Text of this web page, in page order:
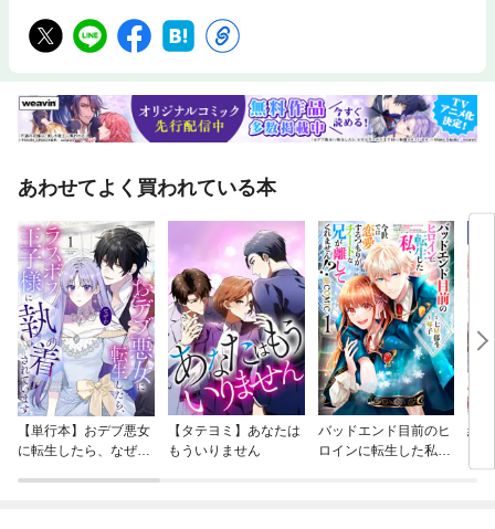
あわせてよく買われている本
【単行本】おデブ悪女
に転生したら、なぜか
【タテヨミ】あなたは
もういりません
バッドエンド目前のヒ
ロインに転生した私、
結